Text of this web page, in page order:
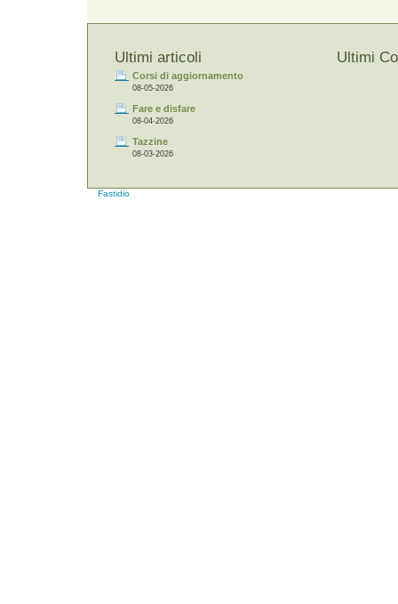
Ultimi articoli
Corsi di aggiornamento
08-05-2026
Fare e disfare
08-04-2026
Tazzine
08-03-2026
Ultimi
Fastidio